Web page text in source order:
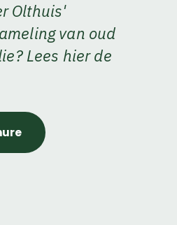
Olthuis'
van oud
Lees hier de